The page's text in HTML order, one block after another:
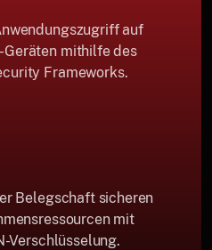
auf
mithilfe des
Frameworks.
Belegschaft sicheren
mit
Verschlüsselung.